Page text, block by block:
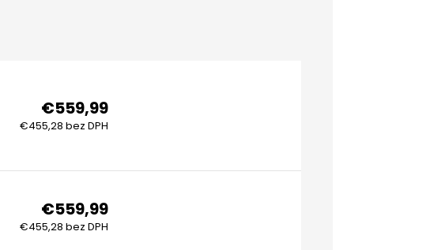
€559,99
€455,28 bez DPH
€559,99
€455,28 bez DPH